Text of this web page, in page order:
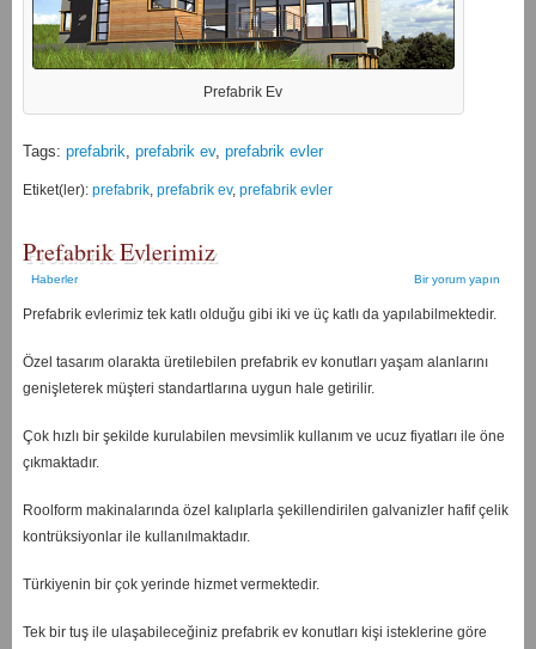
Prefabrik Ev
Tags: prefabrik, prefabrik ev, prefabrik evler
Etiket(ler): prefabrik, prefabrik ev, prefabrik evler
Prefabrik Evlerimiz
Haberler Bir yorum yapın
Prefabrik evlerimiz tek katlı olduğu gibi iki ve üç katlı da yapılabilmektedir.
Özel tasarım olarakta üretilebilen prefabrik ev konutları yaşam alanlarını
genişleterek müşteri standartlarına uygun hale getirilir.
Çok hızlı bir şekilde kurulabilen mevsimlik kullanım ve ucuz fiyatları ile öne
çıkmaktadır.
Roolform makinalarında özel kalıplarla şekillendirilen galvanizler hafif çelik
kontrüksiyonlar ile kullanılmaktadır.
Türkiyenin bir çok yerinde hizmet vermektedir.
Tek bir tuş ile ulaşabileceğiniz prefabrik ev konutları kişi isteklerine göre